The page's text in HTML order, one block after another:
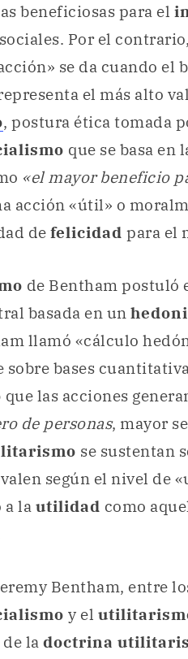
beneficiosas para el
Por el
se da cuando el
el más alto
, postura ética tomada
que se basa en
«el mayor beneficio
acción «útil» o
de felicidad para el
de Bentham postuló
basada en un
llamó «cálculo
sobre bases
que las acciones
de personas, mayor
se sustentan
según el nivel de
a la utilidad como
Bentham, entre
y el
la doctrina